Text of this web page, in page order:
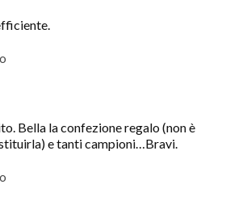
Bella la confezione regalo (non è
e tanti campioni…Bravi.